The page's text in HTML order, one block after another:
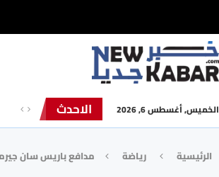
الخميس, أغسطس 6, 2026 الاحدث
الرئيسية رياضة مدافع باريس سان